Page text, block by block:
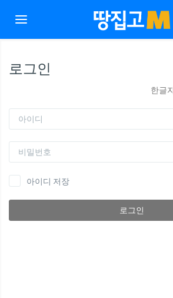
Toggle navigation
로그인
한글
아이디
비밀번호
아이디 저장
로그인